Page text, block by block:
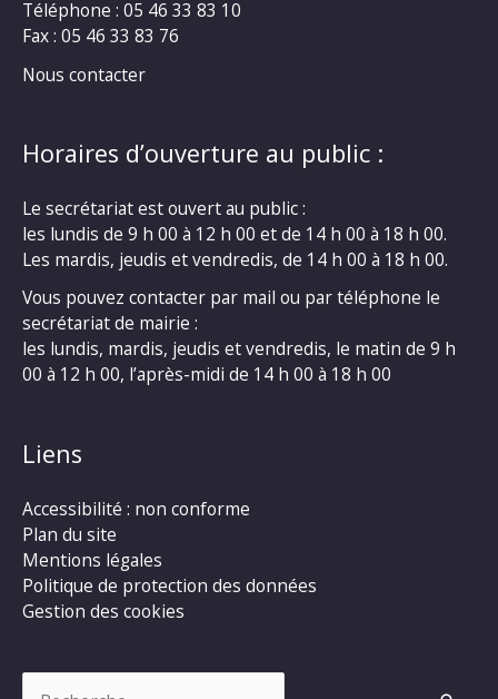
Téléphone : 05 46 33 83 10
Fax : 05 46 33 83 76
Nous contacter
Horaires d’ouverture au public :
Le secrétariat est ouvert au public :
les lundis de 9 h 00 à 12 h 00 et de 14 h 00 à 18 h 00.
Les mardis, jeudis et vendredis, de 14 h 00 à 18 h 00.
Vous pouvez contacter par mail ou par téléphone le
secrétariat de mairie :
les lundis, mardis, jeudis et vendredis, le matin de 9 h
00 à 12 h 00, l’après-midi de 14 h 00 à 18 h 00
Liens
Accessibilité : non conforme
Plan du site
Mentions légales
Politique de protection des données
Gestion des cookies